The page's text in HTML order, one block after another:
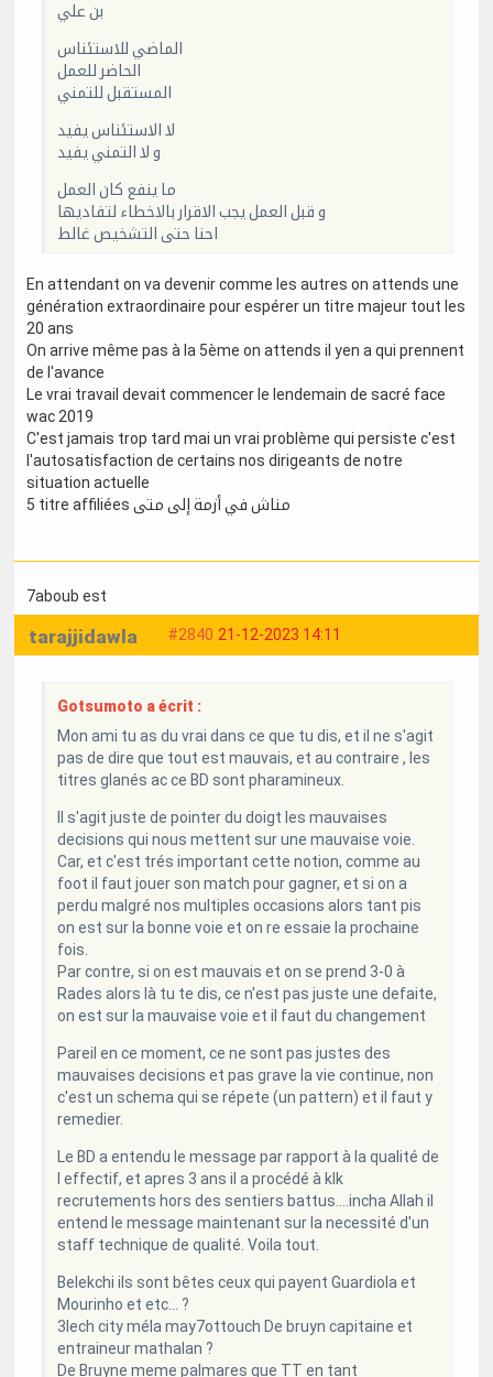
بن علي
الماضي للاستئناس
الحاضر للعمل
المستقبل للتمني
لا الاستئناس يفيد
و لا التمني يفيد
ما ينفع كان العمل
و قبل العمل يجب الاقرار بالاخطاء لتفاديها
احنا حتى التشخيص غالط
En attendant on va devenir comme les autres on attends une
génération extraordinaire pour espérer un titre majeur tout les
20 ans
On arrive même pas à la 5ème on attends il yen a qui prennent
de l'avance
Le vrai travail devait commencer le lendemain de sacré face
wac 2019
C'est jamais trop tard mai un vrai problème qui persiste c'est
l'autosatisfaction de certains nos dirigeants de notre
situation actuelle
5 titre affiliées مناش في أزمة إلى متى
7aboub est
#2840 21-12-2023 14:11
tarajjidawla
Gotsumoto a écrit :
Mon ami tu as du vrai dans ce que tu dis, et il ne s'agit
pas de dire que tout est mauvais, et au contraire , les
titres glanés ac ce BD sont pharamineux.
Il s'agit juste de pointer du doigt les mauvaises
decisions qui nous mettent sur une mauvaise voie.
Car, et c'est trés important cette notion, comme au
foot il faut jouer son match pour gagner, et si on a
perdu malgré nos multiples occasions alors tant pis
on est sur la bonne voie et on re essaie la prochaine
fois.
Par contre, si on est mauvais et on se prend 3-0 à
Rades alors là tu te dis, ce n'est pas juste une defaite,
on est sur la mauvaise voie et il faut du changement
Pareil en ce moment, ce ne sont pas justes des
mauvaises decisions et pas grave la vie continue, non
c'est un schema qui se répete (un pattern) et il faut y
remedier.
Le BD a entendu le message par rapport à la qualité de
l effectif, et apres 3 ans il a procédé à klk
recrutements hors des sentiers battus....incha Allah il
entend le message maintenant sur la necessité d'un
staff technique de qualité. Voila tout.
Belekchi ils sont bêtes ceux qui payent Guardiola et
Mourinho et etc... ?
3lech city méla may7ottouch De bruyn capitaine et
entraineur mathalan ?
De Bruyne meme palmares que TT en tant